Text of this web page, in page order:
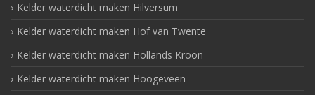
Kelder waterdicht maken Hilversum
Kelder waterdicht maken Hof van Twente
Kelder waterdicht maken Hollands Kroon
Kelder waterdicht maken Hoogeveen